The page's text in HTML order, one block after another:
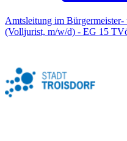
Amtsleitung im Bürgermeister-
(Volljurist, m/w/d) - EG 15